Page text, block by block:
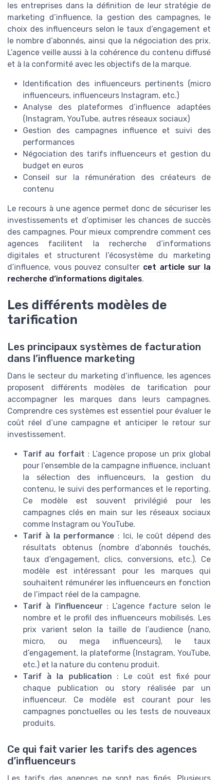
les entreprises dans la définition de leur stratégie de
marketing d’influence, la gestion des campagnes, le
choix des influenceurs selon le taux d’engagement et
le nombre d’abonnés, ainsi que la négociation des prix.
L’agence veille aussi à la cohérence du contenu diffusé
et à la conformité avec les objectifs de la marque.
Identification des influenceurs pertinents (micro
influenceurs, influenceurs Instagram, etc.)
Analyse des plateformes d’influence adaptées
(Instagram, YouTube, autres réseaux sociaux)
Gestion des campagnes influence et suivi des
performances
Négociation des tarifs influenceurs et gestion du
budget en euros
Conseil sur la rémunération des créateurs de
contenu
Le recours à une agence permet donc de sécuriser les
investissements et d’optimiser les chances de succès
des campagnes. Pour mieux comprendre comment ces
agences facilitent la recherche d’informations
digitales et structurent l’écosystème du marketing
d’influence, vous pouvez consulter cet article sur la
recherche d’informations digitales.
Les différents modèles de
tarification
Les principaux systèmes de facturation
dans l’influence marketing
Dans le secteur du marketing d’influence, les agences
proposent différents modèles de tarification pour
accompagner les marques dans leurs campagnes.
Comprendre ces systèmes est essentiel pour évaluer le
coût réel d’une campagne et anticiper le retour sur
investissement.
Tarif au forfait : L’agence propose un prix global
pour l’ensemble de la campagne influence, incluant
la sélection des influenceurs, la gestion du
contenu, le suivi des performances et le reporting.
Ce modèle est souvent privilégié pour les
campagnes clés en main sur les réseaux sociaux
comme Instagram ou YouTube.
Tarif à la performance : Ici, le coût dépend des
résultats obtenus (nombre d’abonnés touchés,
taux d’engagement, clics, conversions, etc.). Ce
modèle est intéressant pour les marques qui
souhaitent rémunérer les influenceurs en fonction
de l’impact réel de la campagne.
Tarif à l’influenceur: L’agence facture selon le
nombre et le profil des influenceurs mobilisés. Les
prix varient selon la taille de l’audience (nano,
micro, ou mega influenceurs), le taux
d’engagement, la plateforme (Instagram, YouTube,
etc.) et la nature du contenu produit.
Tarif à la publication : Le coût est fixé pour
chaque publication ou story réalisée par un
influenceur. Ce modèle est courant pour les
campagnes ponctuelles ou les tests de nouveaux
produits.
Ce qui fait varier les tarifs des agences
d’influenceurs